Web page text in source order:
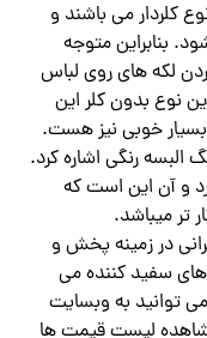
کلردار می باشند و
بنابراین متوجه
لکه های روی لباس
نوع بدون کلر این
بسیار خوبی نیز هست.
البسه رنگی اشاره کرد.
و آن این است که
تر میباشد.
در زمینه پخش و
سفید کننده می
توانید به وبسایت
لیست قیمت ها